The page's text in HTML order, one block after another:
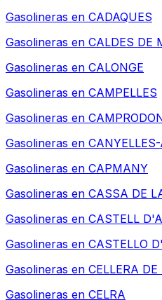
Gasolineras en CADAQUES
Gasolineras en CALDES DE
Gasolineras en CALONGE
Gasolineras en CAMPELLES
Gasolineras en
Gasolineras en
Gasolineras en CAPMANY
Gasolineras en CASSA DE
Gasolineras en CASTELL
Gasolineras en CASTELLO
Gasolineras en CELLERA
Gasolineras en CELRA